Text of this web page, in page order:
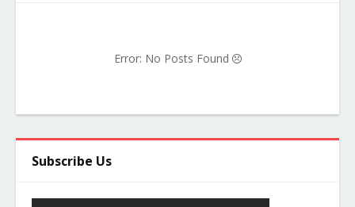
Error: No Posts Found
Subscribe Us